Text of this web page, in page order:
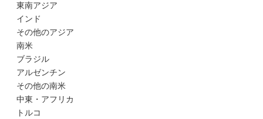
東南アジア
インド
その他のアジア
南米
ブラジル
アルゼンチン
その他の南米
中東・アフリカ
トルコ